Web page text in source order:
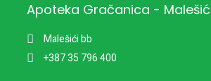
Apoteka Gračanica -
Malešići bb
+387 35 796 400